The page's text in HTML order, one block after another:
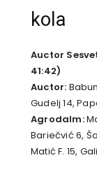
kola
Auctor
41:42)
Auctor:
Gudelj 14,
Agrodalm:
Bariečvić 6,
Matić F. 15,